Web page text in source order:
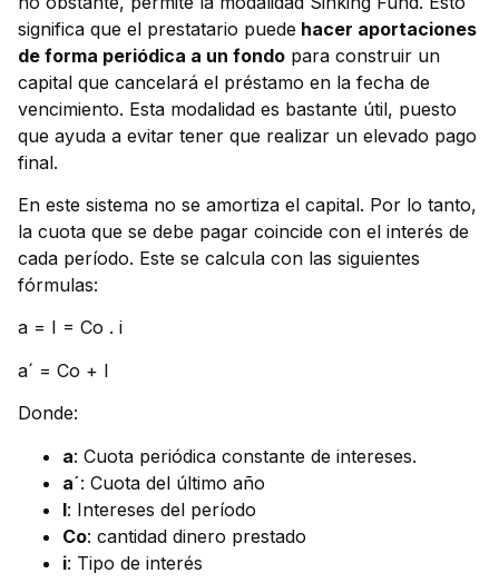
significa que el prestatario puede hacer aportaciones
de forma periódica a un fondo para construir un
capital que cancelará el préstamo en la fecha de
vencimiento. Esta modalidad es bastante útil, puesto
que ayuda a evitar tener que realizar un elevado pago
final.
En este sistema no se amortiza el capital. Por lo tanto,
la cuota que se debe pagar coincide con el interés de
cada período. Este se calcula con las siguientes
fórmulas:
a = I = Co . i
a´ = Co + I
Donde:
a: Cuota periódica constante de intereses.
a´: Cuota del último año
I: Intereses del período
Co: cantidad dinero prestado
i: Tipo de interés